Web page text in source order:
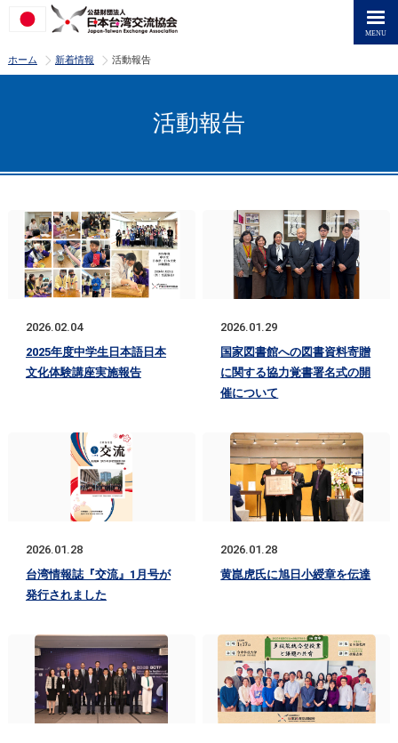
ホーム >
新着情報 >
活動報告
活動報告
2026.02.04
2025年度中学生日本語日本
文化体験講座実施報告
2026.01.29
国家図書館への図書資料寄贈
に関する協力覚書署名式の開
催について
2026.01.28
台湾情報誌『交流』1月号が
発行されました
2026.01.28
黄崑虎氏に旭日小綬章を伝達